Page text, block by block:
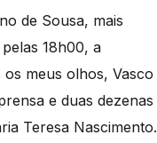
de Sousa, mais
18h00, a
meus olhos, Vasco
e duas dezenas
Teresa Nascimento.